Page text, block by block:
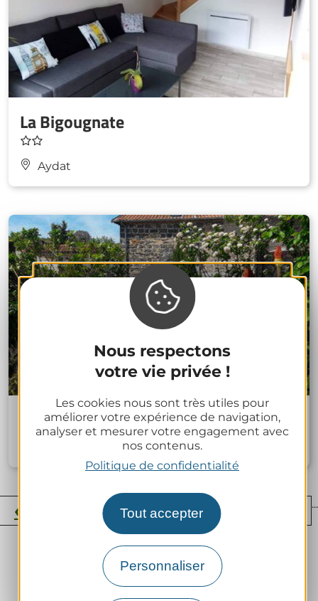
Nous respectons
votre vie privée !
Les cookies nous sont très utiles pour
améliorer votre expérience de navigation,
analyser et mesurer votre engagement avec
nos contenus.
Politique de confidentialité
Tout accepter
Personnaliser
La Bigougnate
Aydat
Meublé Maison Vigneronne
‹ 3 4 5 ... ...
... ›